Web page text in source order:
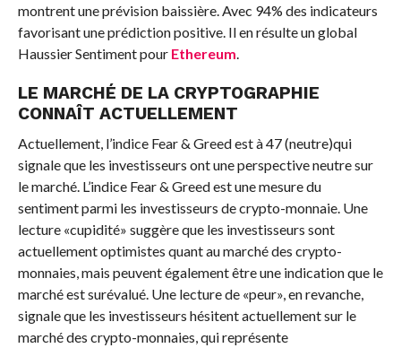
montrent une prévision baissière. Avec 94% des indicateurs
favorisant une prédiction positive. Il en résulte un global
HaussierSentiment pour Ethereum.
LE MARCHÉ DE LA CRYPTOGRAPHIE
CONNAÎT ACTUELLEMENT
Actuellement, l’indice Fear & Greed est à47 (neutre)qui
signale que les investisseurs ont une perspective neutre sur
le marché. L’indice Fear & Greed est une mesure du
sentiment parmi les investisseurs de crypto-monnaie. Une
lecture «cupidité» suggère que les investisseurs sont
actuellement optimistes quant au marché des crypto-
monnaies, mais peuvent également être une indication que le
marché est surévalué. Une lecture de «peur», en revanche,
signale que les investisseurs hésitent actuellement sur le
marché des crypto-monnaies, qui représente